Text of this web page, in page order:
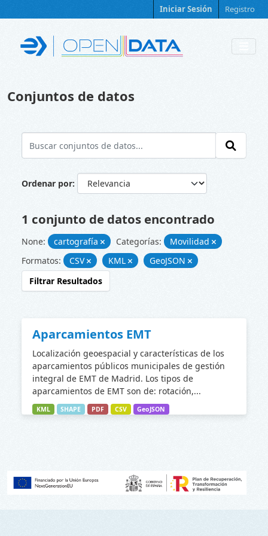
Iniciar Sesión Registro
Conjuntos de datos
Ordenar por
1 conjunto de datos encontrado
None: cartografía Categorías:
Movilidad
Formatos:
CSV KML
GeoJSON
Filtrar Resultados
Aparcamientos EMT
Localización geoespacial y características de los
aparcamientos públicos municipales de gestión
integral de EMT de Madrid. Los tipos de
aparcamientos de EMT son de: rotación,...
KML SHAPE PDF CSV GeoJSON